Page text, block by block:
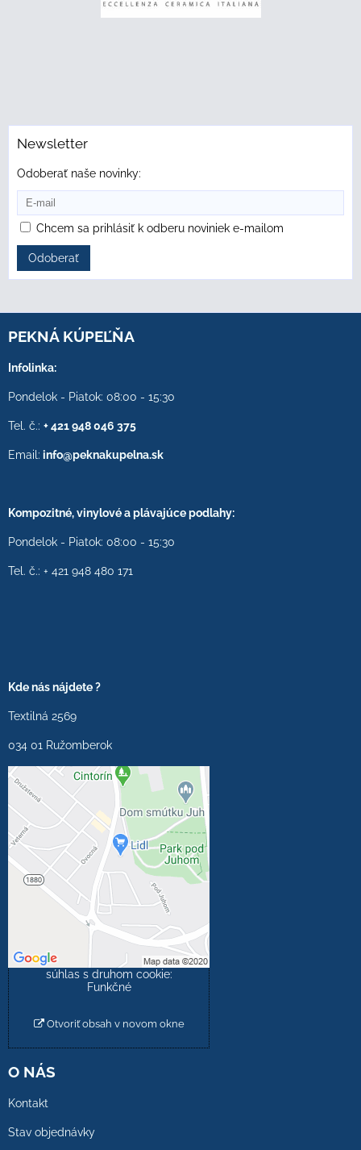
Newsletter
Odoberať naše novinky:
Chcem sa prihlásiť k odberu noviniek e-mailom
Odoberať
PEKNÁ KÚPEĽŇA
Infolinka:
Pondelok - Piatok: 08:00 - 15:30
Tel. č.: + 421 948 046 375
Email: info@peknakupelna.sk
Kompozitné, vinylové a plávajúce podlahy:
Pondelok - Piatok: 08:00 - 15:30
Tel. č.: + 421 948 480 171
Kde nás nájdete ?
Textilná 2569
034 01 Ružomberok
Externý obsah je
blokovaný Voľbami
súkromia
Prajete si načítať externý
obsah?
Povoliť tentokrát
Povoliť a zapamätať -
súhlas s druhom cookie:
Funkčné
Otvoriť obsah v novom okne
O NÁS
Kontakt
Stav objednávky